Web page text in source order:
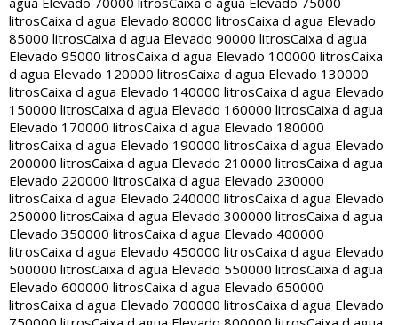
litrosCaixa d agua Elevado 80000 litrosCaixa d agua Elevado
85000 litrosCaixa d agua Elevado 90000 litrosCaixa d agua
Elevado 95000 litrosCaixa d agua Elevado 100000 litrosCaixa
d agua Elevado 120000 litrosCaixa d agua Elevado 130000
litrosCaixa d agua Elevado 140000 litrosCaixa d agua Elevado
150000 litrosCaixa d agua Elevado 160000 litrosCaixa d agua
Elevado 170000 litrosCaixa d agua Elevado 180000
litrosCaixa d agua Elevado 190000 litrosCaixa d agua Elevado
200000 litrosCaixa d agua Elevado 210000 litrosCaixa d agua
Elevado 220000 litrosCaixa d agua Elevado 230000
litrosCaixa d agua Elevado 240000 litrosCaixa d agua Elevado
250000 litrosCaixa d agua Elevado 300000 litrosCaixa d agua
Elevado 350000 litrosCaixa d agua Elevado 400000
litrosCaixa d agua Elevado 450000 litrosCaixa d agua Elevado
500000 litrosCaixa d agua Elevado 550000 litrosCaixa d agua
Elevado 600000 litrosCaixa d agua Elevado 650000
litrosCaixa d agua Elevado 700000 litrosCaixa d agua Elevado